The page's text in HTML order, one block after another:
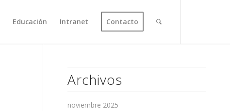
Educación Intranet Contacto
Archivos
noviembre 2025